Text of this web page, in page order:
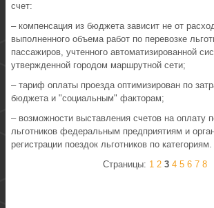
счет:
– компенсация из бюджета зависит не от
выполненного объема работ по перевозке
пассажиров, учтенного автоматизированной
утвержденной городом маршрутной сети;
– тариф оплаты проезда оптимизирован по
бюджета и "социальным" факторам;
– возможности выставления счетов на оплату
льготников федеральным предприятиям и
регистрации поездок льготников по категориям.
Страницы: 1 2 3 4 5 6 7 8